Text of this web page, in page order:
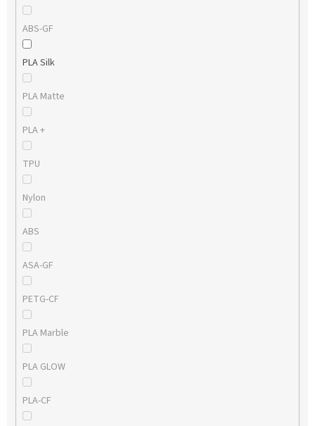
ABS-GF
PLA Silk
PLA Matte
PLA +
TPU
Nylon
ABS
ASA-GF
PETG-CF
PLA Marble
PLA GLOW
PLA-CF